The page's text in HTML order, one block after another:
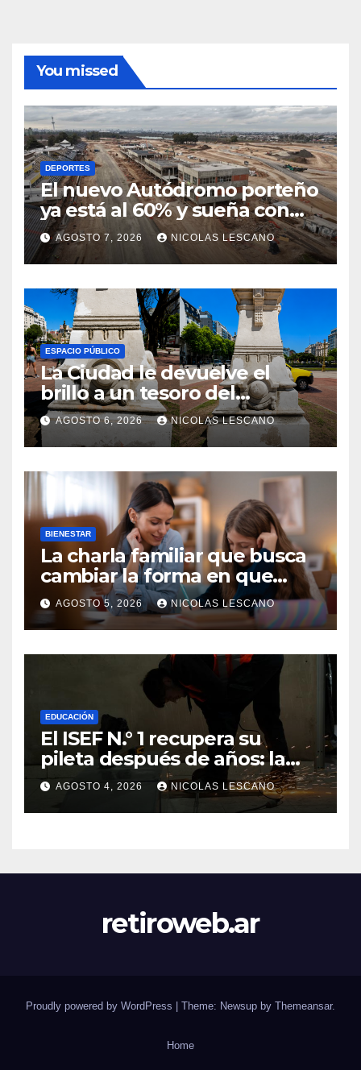
You missed
DEPORTES
El nuevo Autódromo porteño
ya está al 60% y sueña con
volver a tener Fórmula 1
AGOSTO 7, 2026 NICOLAS LESCANO
ESPACIO PÚBLICO
La Ciudad le devuelve el
brillo a un tesoro del
Centenario en Plaza del
Congreso
AGOSTO 6, 2026 NICOLAS LESCANO
BIENESTAR
La charla familiar que busca
cambiar la forma en que
educamos a nuestros hijos
sobre el dinero
AGOSTO 5, 2026 NICOLAS LESCANO
EDUCACIÓN
El ISEF N.° 1 recupera su
pileta después de años: la
obra ya supera el 50% y
cambia la formación de miles
de estudiantes
AGOSTO 4, 2026 NICOLAS LESCANO
retiroweb.ar
Proudly powered by WordPress Theme: Newsup by Themeansar.
Home